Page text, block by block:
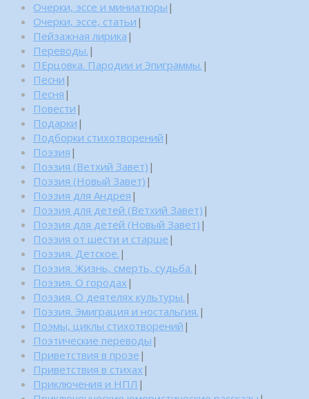
Очерки, эссе и миниатюры |
Очерки, эссе, статьи |
Пейзажная лирика |
Переводы. |
ПЕрцовка. Пародии и Эпиграммы. |
Песни |
Песня |
Повести |
Подарки |
Подборки стихотворений |
Поэзия |
Поэзия (Ветхий Завет) |
Поэзия (Новый Завет) |
Поэзия для Андрея |
Поэзия для детей (Ветхий Завет) |
Поэзия для детей (Новый Завет) |
Поэзия от шести и старше |
Поэзия. Детское. |
Поэзия. Жизнь, смерть, судьба. |
Поэзия. О городах |
Поэзия. О деятелях культуры. |
Поэзия. Эмиграция и ностальгия. |
Поэмы, циклы стихотворений |
Поэтические переводы |
Приветствия в прозе |
Приветствия в стихах |
Приключения и НПЛ |